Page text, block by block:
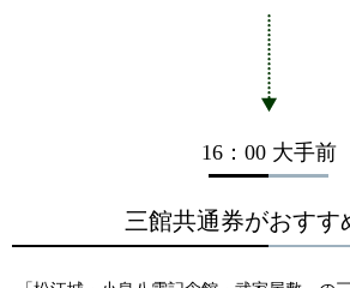
16：00 大手前
三館共通券がおすす